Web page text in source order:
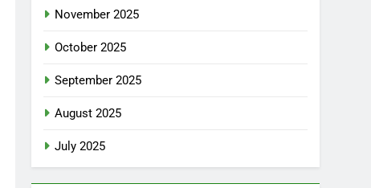
November 2025
October 2025
September 2025
August 2025
July 2025